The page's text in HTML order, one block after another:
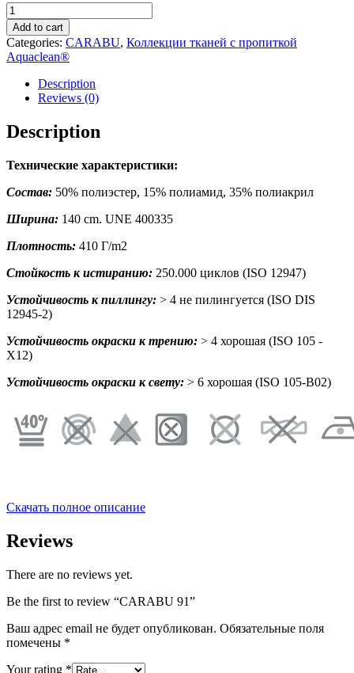
CARABU
91
quantity
Add to cart
Categories: CARABU, Коллекции тканей с пропиткой
Aquaclean®
Description
Reviews (0)
Description
Технические характеристики:
Состав: 50% полиэстер, 15% полиамид, 35% полиакрил
Ширина: 140 cm. UNE 400335
Плотность: 410 Г/m2
Стойкость к истиранию: 250.000 циклов (ISO 12947)
Устойчивость к пиллингу: > 4 не пилингуется (ISO DIS
12945-2)
Устойчивость окраски к трению: > 4 хорошая (ISO 105 -
X12)
Устойчивость окраски к свету: > 6 хорошая (ISO 105-B02)
Скачать полное описание
Reviews
There are no reviews yet.
Be the first to review “CARABU 91”
Ваш адрес email не будет опубликован. Обязательные поля
помечены *
Your rating *